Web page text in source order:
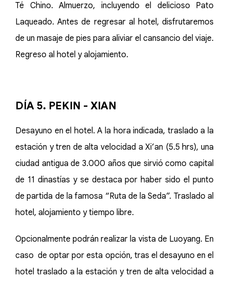
Té Chino. Almuerzo, incluyendo el delicioso Pato
Laqueado. Antes de regresar al hotel, disfrutaremos
de un masaje de pies para aliviar el cansancio del viaje.
Regreso al hotel y alojamiento.
DÍA 5. PEKIN - XIAN
Desayuno en el hotel. A la hora indicada, traslado a la
estación y tren de alta velocidad a Xi’an (5.5 hrs), una
ciudad antigua de 3.000 años que sirvió como capital
de 11 dinastías y se destaca por haber sido el punto
de partida de la famosa “Ruta de la Seda”. Traslado al
hotel, alojamiento y tiempo libre.
Opcionalmente podrán realizar la vista de Luoyang. En
caso de optar por esta opción, tras el desayuno en el
hotel traslado a la estación y tren de alta velocidad a